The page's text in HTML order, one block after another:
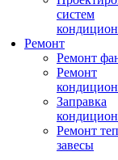
систем
Ремонт
Ремонт
Ремонт
Заправка
Ремонт
завесы